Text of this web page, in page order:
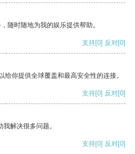
随时随地为我的娱乐提供帮助。
支持[0] 反对[0]
给你提供全球覆盖和最高安全性的连接。
支持[0] 反对[0]
解决很多问题。
支持[0] 反对[0]